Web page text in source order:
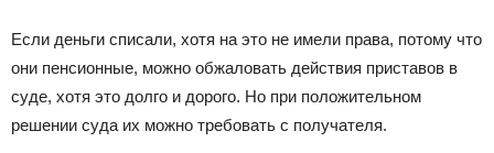
Если деньги списали, хотя на это не имели права, потому что
они пенсионные, можно обжаловать действия приставов в
суде, хотя это долго и дорого. Но при положительном
решении суда их можно требовать с получателя.